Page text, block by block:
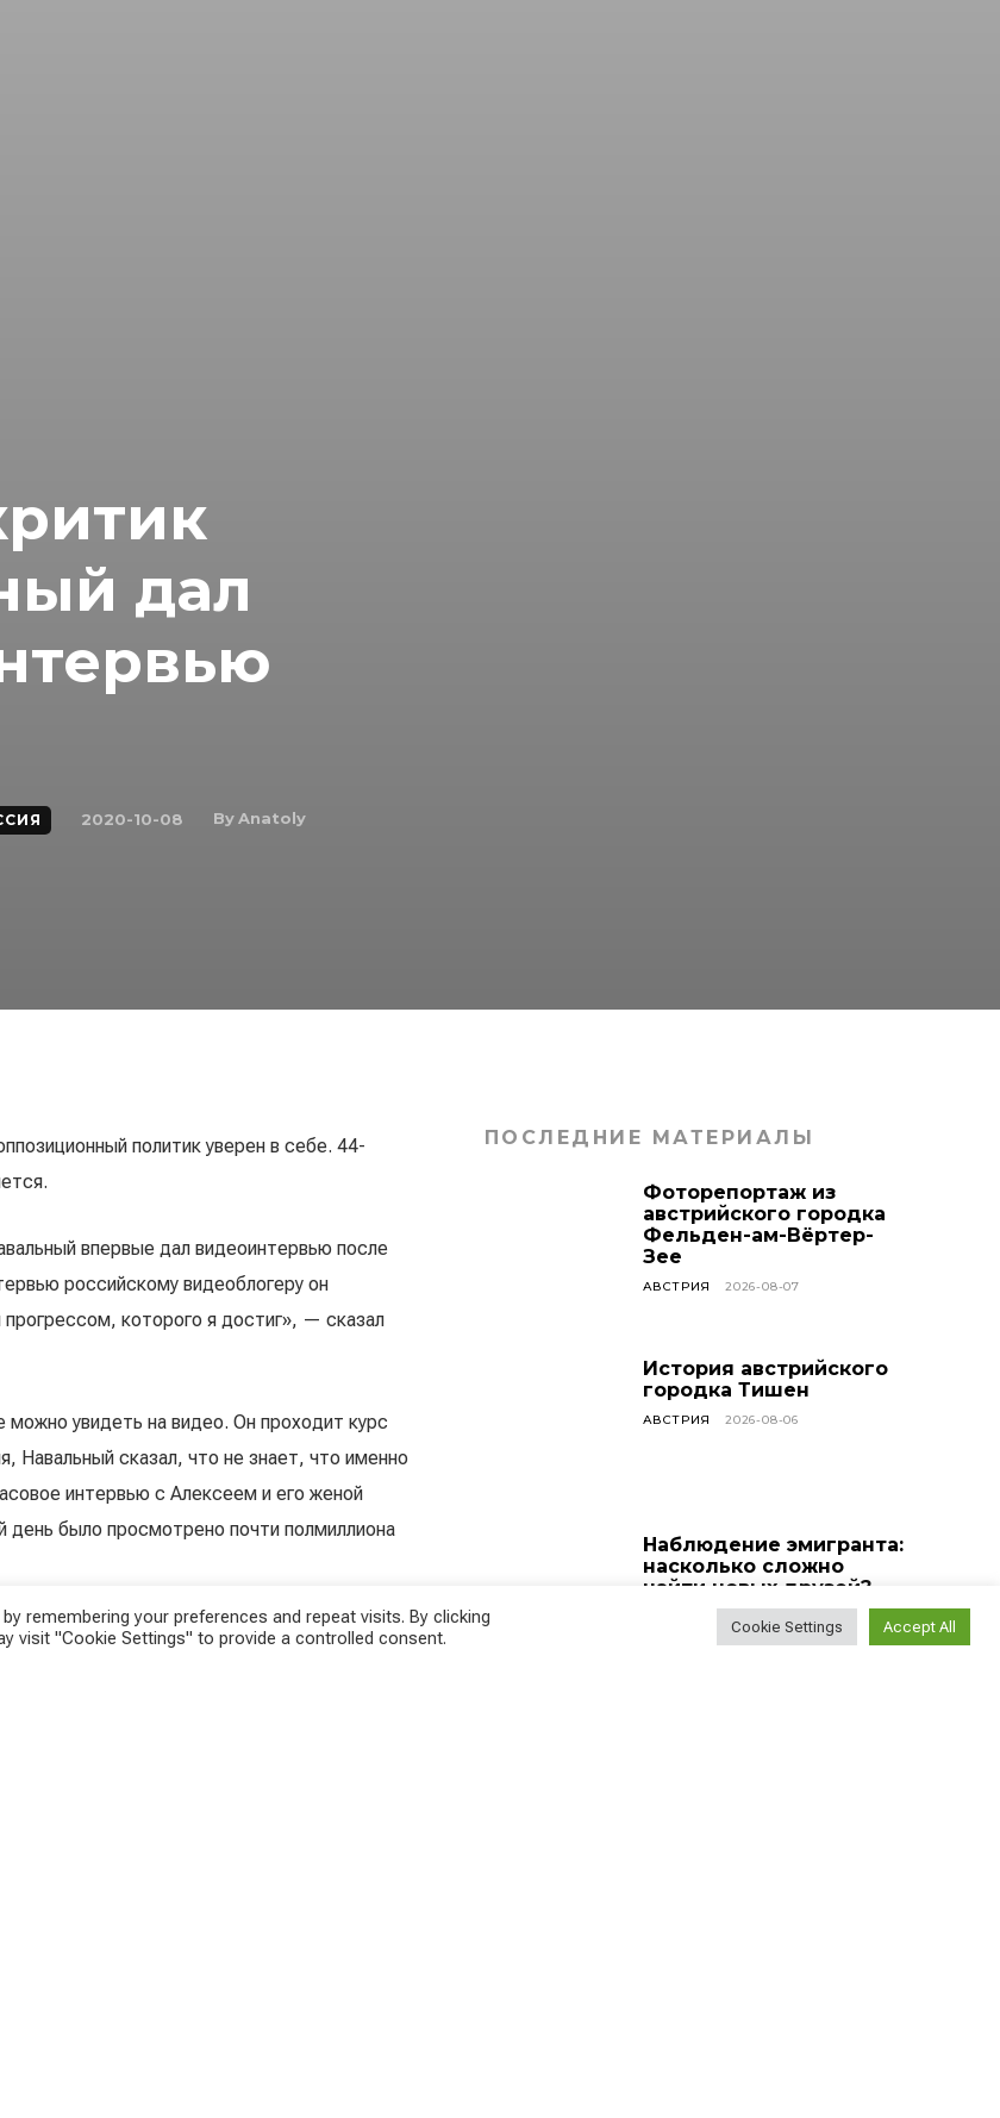
дал
2020-10-08 ByAnatoly
политик уверен в себе. 44-
впервые дал видеоинтервью после
российскому видеоблогеру он
которого я достиг», — сказал
увидеть на видео. Он проходит курс
Навальный сказал, что не знает, что именно
интервью с Алексеем и его женой
день было просмотрено почти полмиллиона
ПОСЛЕДНИЕ МАТЕРИАЛЫ
Фоторепортаж из
австрийского городка
Фельден-ам-Вёртер-
Зее
АВСТРИЯ 2026-08-07
История австрийского
городка Тишен
АВСТРИЯ 2026-08-06
Наблюдение эмигранта:
насколько сложно
найти новых друзей?
2026-08-05
remembering your preferences and repeat visits. By clicking
visit "Cookie Settings" to provide a controlled consent.
Cookie Settings Accept All